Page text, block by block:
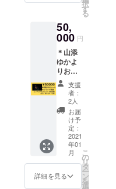
めしま
人の歌
を聞く
のも勉
強にな
り、少
し慣れ
ると全
然気兼
ねなく
グルー
プでや
るのも
楽しい
です
よ。 ど
んなこ
とでも
ご相談
楽しく
しょ
う！ み
んなに
付いて
行ける
かしら
とかお
悩みの
方は、
個人
レッス
ンお勧
めしま
すが、
人の歌
を聞く
のも勉
強にな
向の方
声や喉
の使い
方の悩
みはも
ちろん
のこと
リズム
の取り
方 ス
テージ
ングや
音楽用
語、人
に聞け
みなど
す。 色
んなこ
とをお
話しし
ましょ
う！
る権
限定) １
日限定
女将
小料理
屋やま
添やり
ます。 •
場所、
日時は
終了後
にメー
ルにて
調整し
ます。
(場所
大阪府
内) • お
択
す
る
50,
000 円
＊山添
ゆかよ
りお礼
のメッ
セージ
（メー
ルに
て） ＊
カラオ
ケ映
像 エ
ンド
ロー
ル ク
レジッ
支援
者：
2人
お届
け予
定：
2021
年01
月
詳細を見る
こ
の
リ
タ
ー
ン
を
選